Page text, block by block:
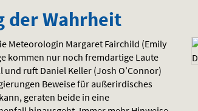
der Wahrheit
Meteorologin Margaret Fairchild (Emily
kommen nur noch fremdartige Laute
ruft Daniel Keller (Josh O’Connor)
Beweise für außerirdisches
geraten beide in eine